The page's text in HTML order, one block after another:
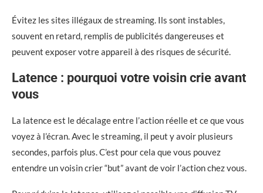
Évitez les sites illégaux de streaming. Ils sont instables,
souvent en retard, remplis de publicités dangereuses et
peuvent exposer votre appareil à des risques de sécurité.
Latence : pourquoi votre voisin crie avant
vous
La latence est le décalage entre l’action réelle et ce que vous
voyez à l’écran. Avec le streaming, il peut y avoir plusieurs
secondes, parfois plus. C’est pour cela que vous pouvez
entendre un voisin crier “but” avant de voir l’action chez vous.